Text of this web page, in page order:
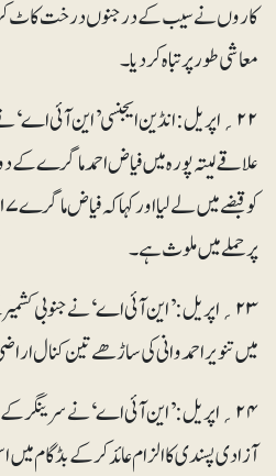
کاروں نے سیب کے درجنوں درخت کاٹ کر
معاشی طور پر تباہ کردیا۔
۲۲؍ اپریل: انڈین ایجنسی’ این آئی
علاقے لیتہ پورہ میں فیاض احمد ماگرے کے
پر حملے میں ملوث ہے۔
۲۳؍ اپریل: ’این آئی اے‘ نے جنوبی
میں تنویر احمد وانی کی ساڑھے تین کنال
۲۴؍ اپریل: ’این آئی اے‘ نے سرینگر
آزادی پسندی کا الزام عائد کرکے بڈگام